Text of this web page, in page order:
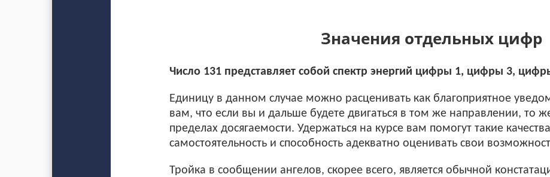
Значения отдельных цифр
Число 131 представляет собой спектр энергий цифры 1, цифры 3,
Единицу в данном случае можно расценивать как благоприятное
вам, что если вы и дальше будете двигаться в том же направлении, то
пределах досягаемости. Удержаться на курсе вам помогут такие
самостоятельность и способность адекватно оценивать свои
Тройка в сообщении ангелов, скорее всего, является обычной